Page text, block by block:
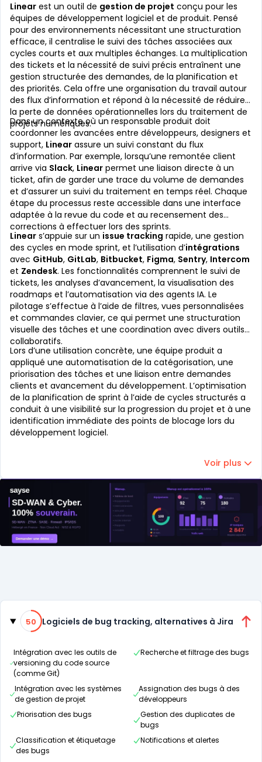
Linear est un outil de gestion de projet conçu pour les
équipes de développement logiciel et de produit. Pensé
pour des environnements nécessitant une structuration
efficace, il centralise le suivi des tâches associées aux
cycles courts et aux multiples échanges. La multiplication
des tickets et la nécessité de suivi précis entraînent une
gestion structurée des demandes, de la planification et
des priorités. Cela offre une organisation du travail autour
des flux d’information et répond à la nécessité de réduire
la perte de données opérationnelles lors du traitement de
projets numériques.
Dans un contexte où un responsable produit doit
coordonner les avancées entre développeurs, designers et
support, Linear assure un suivi constant du flux
d’information. Par exemple, lorsqu’une remontée client
arrive via Slack, Linear permet une liaison directe à un
ticket, afin de garder une trace du volume de demandes
et d’assurer un suivi du traitement en temps réel. Chaque
étape du processus reste accessible dans une interface
adaptée à la revue du code et au recensement des
corrections à effectuer lors des sprints.
Linear s’appuie sur un issue tracking rapide, une gestion
des cycles en mode sprint, et l’utilisation d’intégrations
avec GitHub, GitLab, Bitbucket, Figma, Sentry, Intercom
et Zendesk. Les fonctionnalités comprennent le suivi de
tickets, les analyses d’avancement, la visualisation des
roadmaps et l’automatisation via des agents IA. Le
pilotage s’effectue à l’aide de filtres, vues personnalisées
et commandes clavier, ce qui permet une structuration
visuelle des tâches et une coordination avec divers outils
collaboratifs.
Lors d’une utilisation concrète, une équipe produit a
appliqué une automatisation de la catégorisation, une
priorisation des tâches et une liaison entre demandes
clients et avancement du développement. L’optimisation
de la planification de sprint à l’aide de cycles structurés a
conduit à une visibilité sur la progression du projet et à une
identification immédiate des points de blocage lors du
développement logiciel.
Voir plus
Catégories
50% de compatibilité
50 Logiciels de bug tracking, alternatives à Jira
Intégration avec les outils de
versioning du code source
(comme Git)
Recherche et filtrage des bugs
Intégration avec les systèmes
de gestion de projet
Assignation des bugs à des
développeurs
Priorisation des bugs
Gestion des duplicates de
bugs
Classification et étiquetage
des bugs
Notifications et alertes